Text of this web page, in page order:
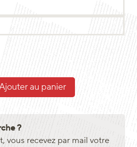
au panier
?
vous recevez par mail votre